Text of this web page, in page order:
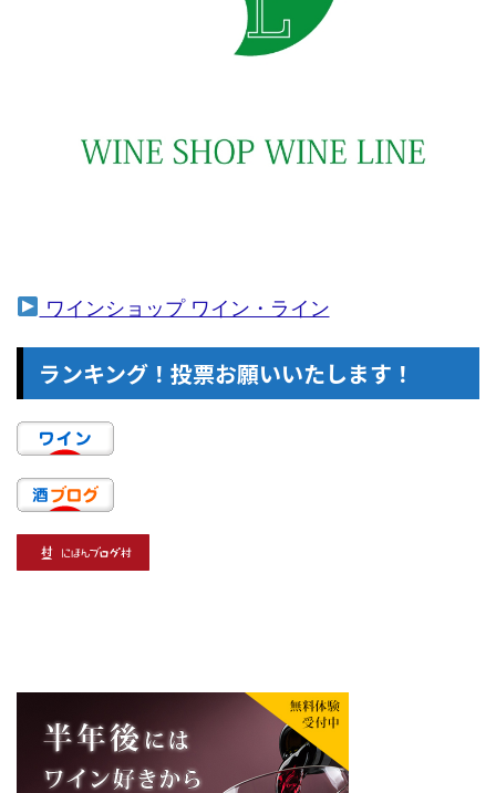
ワインショップ ワイン・ライン
ランキング！投票お願いいたします！